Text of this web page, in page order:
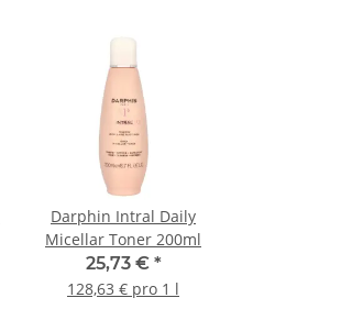
Darphin Intral Daily
Micellar Toner 200ml
25,73 € *
128,63 € pro 1 l